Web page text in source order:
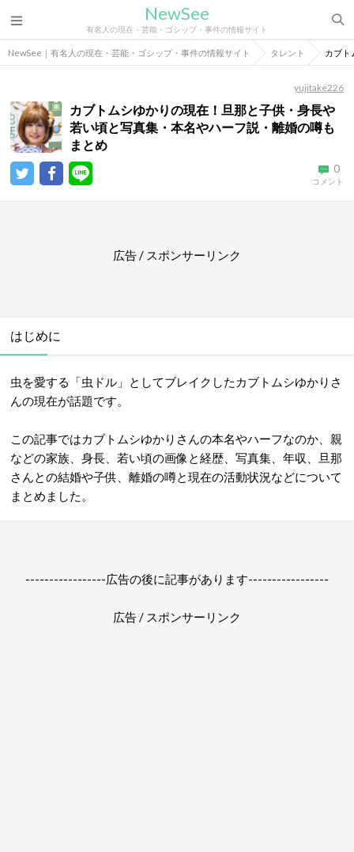
NewSee
有名人の現在・芸能・ゴシップ・事件の情報サイト
NewSee｜有名人の現在・芸能・ゴシップ・事件の情報サイト タレント カブト
yujitake226
カブトムシゆかりの現在！旦那と子供・身長や
若い頃と写真集・本名やハーフ説・離婚の噂も
まとめ
0
コメント
広告 / スポンサーリンク
はじめに
虫を愛する「虫ドル」としてブレイクしたカブトムシゆかりさ
んの現在が話題です。
この記事ではカブトムシゆかりさんの本名やハーフなのか、親
などの家族、身長、若い頃の画像と経歴、写真集、年収、旦那
さんとの結婚や子供、離婚の噂と現在の活動状況などについて
まとめました。
-----------------広告の後に記事があります-----------------
広告 / スポンサーリンク